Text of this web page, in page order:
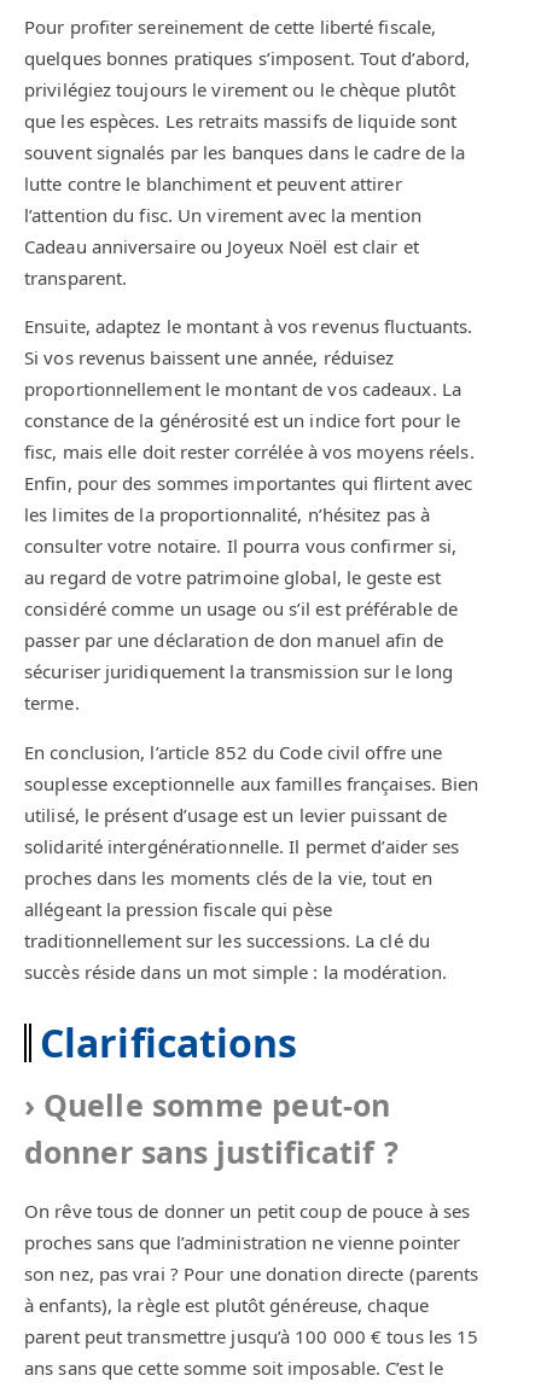
Pour profiter sereinement de cette liberté fiscale,
quelques bonnes pratiques s’imposent. Tout d’abord,
privilégiez toujours le virement ou le chèque plutôt
que les espèces. Les retraits massifs de liquide sont
souvent signalés par les banques dans le cadre de la
lutte contre le blanchiment et peuvent attirer
l’attention du fisc. Un virement avec la mention
Cadeau anniversaire ou Joyeux Noël est clair et
transparent.
Ensuite, adaptez le montant à vos revenus fluctuants.
Si vos revenus baissent une année, réduisez
proportionnellement le montant de vos cadeaux. La
constance de la générosité est un indice fort pour le
fisc, mais elle doit rester corrélée à vos moyens réels.
Enfin, pour des sommes importantes qui flirtent avec
les limites de la proportionnalité, n’hésitez pas à
consulter votre notaire. Il pourra vous confirmer si,
au regard de votre patrimoine global, le geste est
considéré comme un usage ou s’il est préférable de
passer par une déclaration de don manuel afin de
sécuriser juridiquement la transmission sur le long
terme.
En conclusion, l’article 852 du Code civil offre une
souplesse exceptionnelle aux familles françaises. Bien
utilisé, le présent d’usage est un levier puissant de
solidarité intergénérationnelle. Il permet d’aider ses
proches dans les moments clés de la vie, tout en
allégeant la pression fiscale qui pèse
traditionnellement sur les successions. La clé du
succès réside dans un mot simple : la modération.
Clarifications
Quelle somme peut-on
donner sans justificatif ?
On rêve tous de donner un petit coup de pouce à ses
proches sans que l’administration ne vienne pointer
son nez, pas vrai ? Pour une donation directe (parents
à enfants), la règle est plutôt généreuse, chaque
parent peut transmettre jusqu’à 100 000 € tous les 15
ans sans que cette somme soit imposable. C’est le